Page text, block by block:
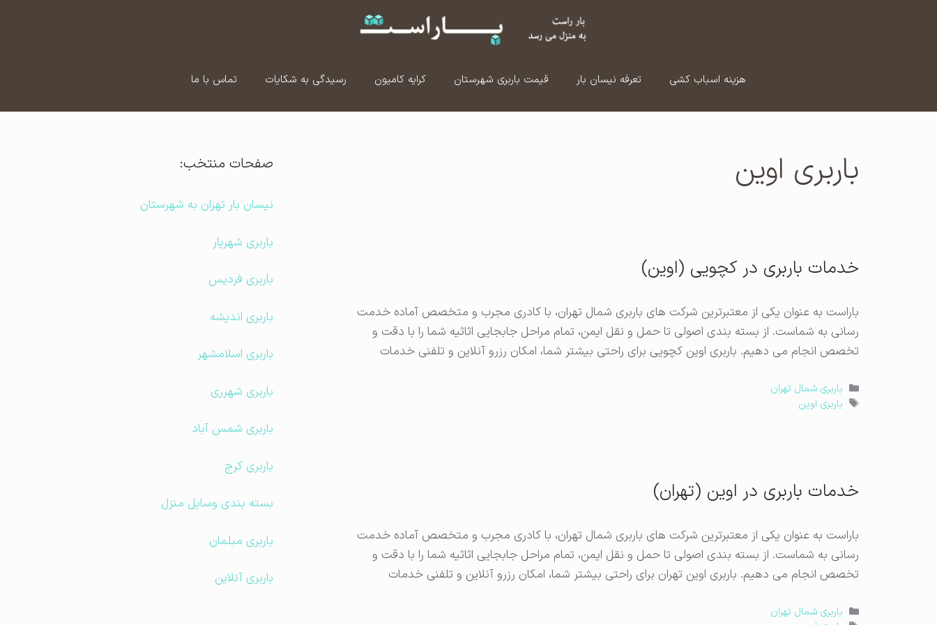
هزینه اسباب کشی تعرفه نیسان بار قیمت باربری شهرستان کرایه کامیون رسیدگی به شکایات تماس با ما
باربری اوین
خدمات باربری در کچویی (اوین)
باراست به عنوان یکی از معتبرترین شرکت های باربری شمال تهران، با کادری مجرب و متخصص آماده خدمت
رسانی به شماست. از بسته بندی اصولی تا حمل و نقل ایمن، تمام مراحل جابجایی اثاثیه شما را با دقت و
تخصص انجام می دهیم. باربری اوین کچویی برای راحتی بیشتر شما، امکان رزرو آنلاین و تلفنی خدمات
دسته‌ها
باربری شمال تهران
برچسب‌ها
باربری اوین
خدمات باربری در اوین (تهران)
باراست به عنوان یکی از معتبرترین شرکت های باربری شمال تهران، با کادری مجرب و متخصص آماده خدمت
رسانی به شماست. از بسته بندی اصولی تا حمل و نقل ایمن، تمام مراحل جابجایی اثاثیه شما را با دقت و
تخصص انجام می دهیم. باربری اوین تهران برای راحتی بیشتر شما، امکان رزرو آنلاین و تلفنی خدمات
دسته‌ها
باربری شمال تهران
صفحات منتخب:
نیسان بار تهران به شهرستان
باربری شهریار
باربری فردیس
باربری اندیشه
باربری اسلامشهر
باربری شهرری
باربری شمس آباد
باربری کرج
بسته بندی وسایل منزل
باربری مبلمان
باربری آنلاین